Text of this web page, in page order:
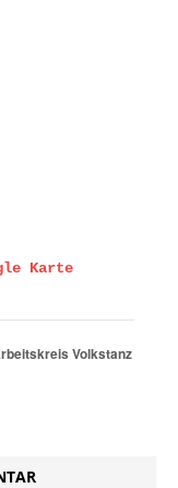
Karte
Volkstanz